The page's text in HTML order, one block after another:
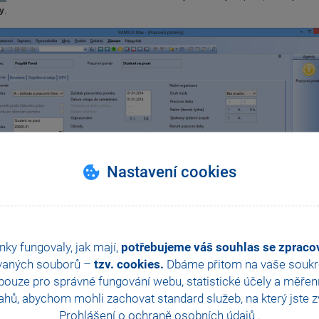
Nastavení cookies
fungovaly, jak mají, potřebujeme váš souhlas se
souborů – tzv. cookies. Dbáme přitom na vaše
pro správné fungování webu, statistické účely a
abychom mohli zachovat standard služeb, na který jste
Prohlášení o ochraně osobních údajů .
.
roku 2014 se zvyšuje limit pro uplatnění srážkové daně zvláštní sazbou u
prohlášení poplatníka k dani. Ke zvýšení dochází z 5 000 Kč na 10 000
příjmů plynoucích z dohod o provedení práce.
Pokud nebude mít zaměstnanec v agenděPersonalistikana záložceDaně a
, bude mu z příjmů z dohod o provedení práce nepřevyšujících v